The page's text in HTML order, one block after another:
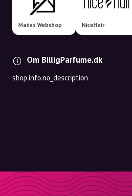
Matas Webshop NiceHair
Om BilligParfume.dk
shop.info.no_description